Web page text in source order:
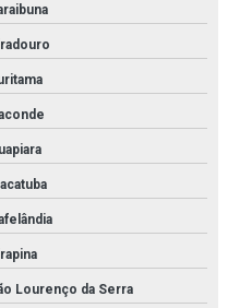
Lourenço da Serra